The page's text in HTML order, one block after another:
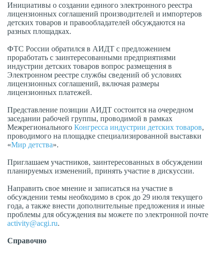
Инициативы о создании единого электронного реестра
лицензионных соглашений производителей и импортеров
детских товаров и правообладателей обсуждаются на
разных площадках.
ФТС России обратился в АИДТ с предложением
проработать с заинтересованными предприятиями
индустрии детских товаров вопрос размещения в
Электронном реестре службы сведений об условиях
лицензионных соглашений, включая размеры
лицензионных платежей.
Представление позиции АИДТ состоится на очередном
заседании рабочей группы, проводимой в рамках
Межрегионального Конгресса индустрии детских товаров,
проводимого на площадке специализированной выставки
«Мир детства».
Приглашаем участников, заинтересованных в обсуждении
планируемых изменений, принять участие в дискуссии.
Направить свое мнение и записаться на участие в
обсуждении темы необходимо в срок до 29 июля текущего
года, а также внести дополнительные предложения и иные
проблемы для обсуждения вы можете по электронной почте
activity@acgi.ru.
Справочно